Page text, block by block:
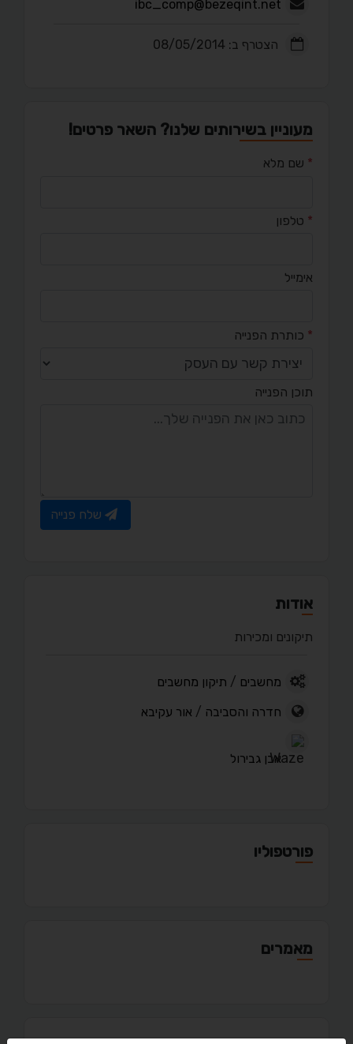
ibc_comp@bezeqint.net
הצטרף ב: 08/05/2014
מעוניין בשירותים שלנו? השאר פרטים!
* שם מלא
* טלפון
אימייל
* כותרת הפנייה
תוכן הפנייה
שלח פנייה
אודות
תיקונים ומכירות
מחשבים / תיקון מחשבים
חדרה והסביבה / אור עקיבא
אבן גבירול
פורטפוליו
מאמרים